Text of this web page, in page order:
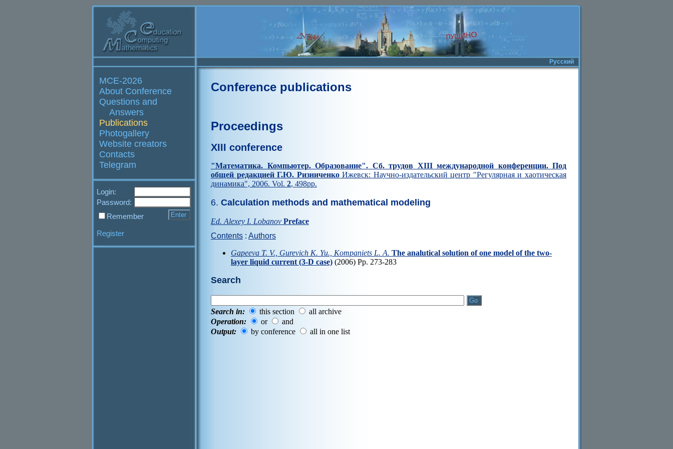
Русский
MCE-2026
About Conference
Questions and
Answers
Publications
Photogallery
Website creators
Contacts
Telegram
Login:
Password:
Remember
Register
Conference publications
Proceedings
XIII conference
"Математика. Компьютер. Образование". Cб. трудов XIII международной конференции. Под
общей редакцией Г.Ю. РизниченкоИжевск: Научно-издательский центр "Регулярная и хаотическая
динамика", 2006. Vol. 2, 498pp.
6. Calculation methods and mathematical modeling
Ed. Alexey I. Lobanov Preface
Contents : Authors
Gapeeva Т. V., Gurevich K. Yu., Kompaniets L. A. The analutical solution of one model of the two-
layer liquid current (3-D case) (2006) Pp. 273-283
Search
Search in: this section
all archive
Operation:
or
and
Output:
by conference all in one list